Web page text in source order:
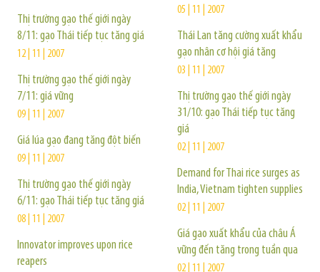
Thị trường gạo thế giới ngày
8/11: gạo Thái tiếp tục tăng giá
12 | 11 | 2007
Thị trường gạo thế giới ngày
7/11: giá vững
09 | 11 | 2007
Giá lúa gạo đang tăng đột biến
09 | 11 | 2007
Thị trường gạo thế giới ngày
6/11: gạo Thái tiếp tục tăng giá
08 | 11 | 2007
Innovator improves upon rice
reapers
05 | 11 | 2007
Thái Lan tăng cường xuất khẩu
gạo nhân cơ hội giá tăng
03 | 11 | 2007
Thị trường gạo thế giới ngày
31/10: gạo Thái tiếp tục tăng
giá
02 | 11 | 2007
Demand for Thai rice surges as
India, Vietnam tighten supplies
02 | 11 | 2007
Giá gạo xuất khẩu của châu Á
vững đến tăng trong tuần qua
02 | 11 | 2007